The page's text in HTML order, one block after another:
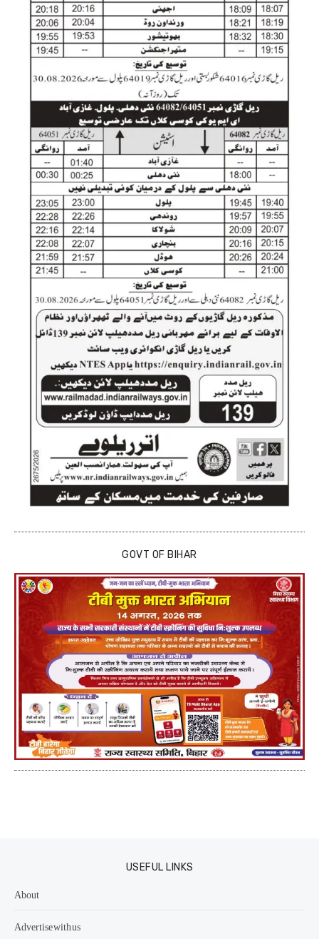
GOVT OF BIHAR
USEFUL LINKS
About
Advertise with us